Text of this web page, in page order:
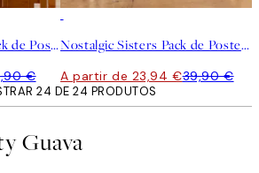
Celebrate Paradise Pack de Posters
€
Nostalgic Sisters Pack de Posters
A partir de 23,94 €39,90 €
24 DE 24 PRODUTOS
Guava